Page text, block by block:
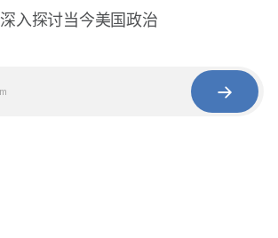
深入探讨当今美国政治